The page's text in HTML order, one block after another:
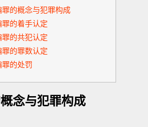
的概念与犯罪构成
的着手认定
的共犯认定
的罪数认定
的处罚
念与犯罪构成